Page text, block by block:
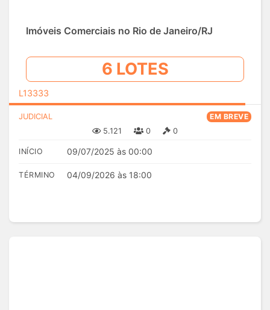
Imóveis Comerciais no Rio de Janeiro/RJ
6 LOTES
L13333
JUDICIAL
EM BREVE
5.121
0 0
INÍCIO 09/07/2025 às 00:00
TÉRMINO 04/09/2026 às 18:00